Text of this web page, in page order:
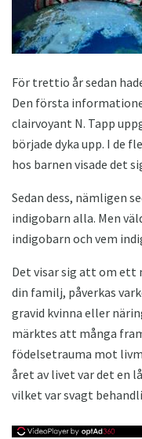
För trettio år sedan
Den första
clairvoyant N. Tapp
började dyka upp. I de
hos barnen visade det
Sedan dess, nämligen
indigobarn alla. Men
indigobarn och vem
Det visar sig att om ett
din familj, påverkas
gravid kvinna eller
märktes att många
födelsetrauma mot
året av livet var det en
vilket var svagt